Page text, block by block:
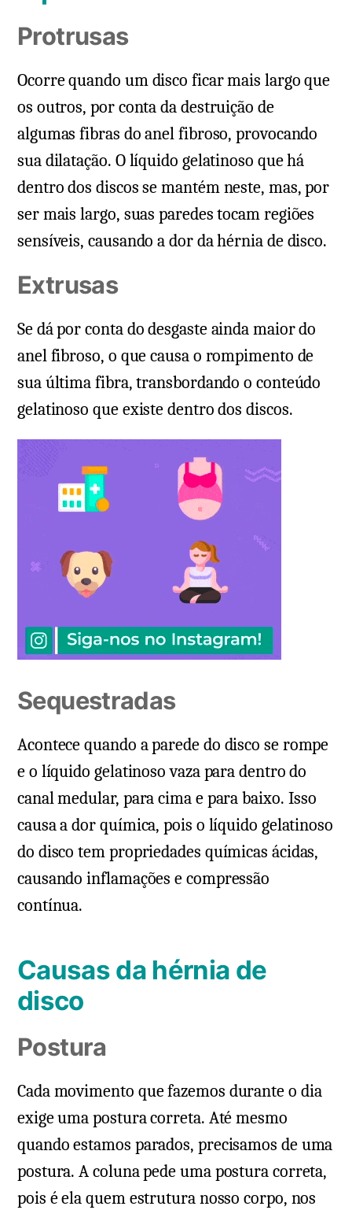
Protrusas
Ocorre quando um disco ficar mais largo que
os outros, por conta da destruição de
algumas fibras do anel fibroso, provocando
sua dilatação. O líquido gelatinoso que há
dentro dos discos se mantém neste, mas, por
ser mais largo, suas paredes tocam regiões
sensíveis, causando a dor da hérnia de disco.
Extrusas
Se dá por conta do desgaste ainda maior do
anel fibroso, o que causa o rompimento de
sua última fibra, transbordando o conteúdo
gelatinoso que existe dentro dos discos.
Sequestradas
Acontece quando a parede do disco se rompe
e o líquido gelatinoso vaza para dentro do
canal medular, para cima e para baixo. Isso
causa a dor química, pois o líquido gelatinoso
do disco tem propriedades químicas ácidas,
causando inflamações e compressão
contínua.
Causas da hérnia de
disco
Postura
Cada movimento que fazemos durante o dia
exige uma postura correta. Até mesmo
quando estamos parados, precisamos de uma
postura. A coluna pede uma postura correta,
pois é ela quem estrutura nosso corpo, nos